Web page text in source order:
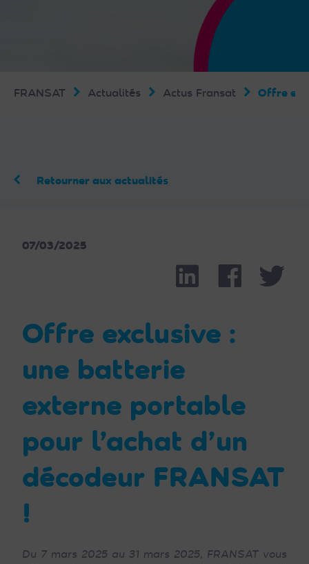
FRANSAT Actualités Actus Fransat Offre
Retourner aux actualités
07/03/2025
Linkedin Facebook
Offre exclusive :
une batterie
externe portable
pour l’achat d’un
décodeur FRANSAT
!
Du 7 mars 2025 au 31 mars 2025, FRANSAT vous